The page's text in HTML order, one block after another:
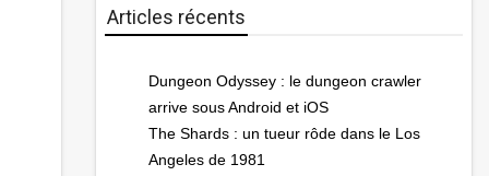
Articles récents
Dungeon Odyssey : le dungeon crawler
arrive sous Android et iOS
The Shards : un tueur rôde dans le Los
Angeles de 1981